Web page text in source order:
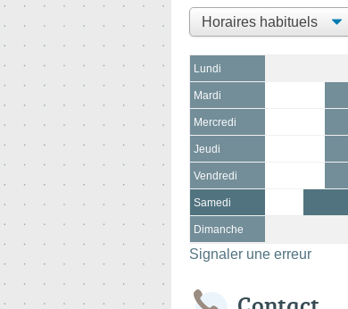
Lundi
Mardi
Mercredi
Jeudi
Vendredi
Samedi
Dimanche
Signaler une erreur